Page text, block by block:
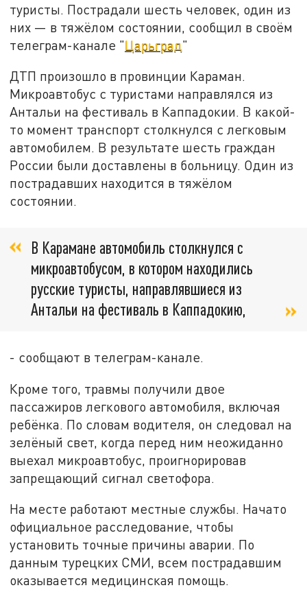
туристы. Пострадали шесть человек, один из
них — в тяжёлом состоянии, сообщил в своём
телеграм-канале "Царьград"
ДТП произошло в провинции Караман.
Микроавтобус с туристами направлялся из
Антальи на фестиваль в Каппадокии. В какой-
то момент транспорт столкнулся с легковым
автомобилем. В результате шесть граждан
России были доставлены в больницу. Один из
пострадавших находится в тяжёлом
состоянии.
В Карамане автомобиль столкнулся с
микроавтобусом, в котором находились
русские туристы, направлявшиеся из
Антальи на фестиваль в Каппадокию,
- сообщают в телеграм-канале.
Кроме того, травмы получили двое
пассажиров легкового автомобиля, включая
ребёнка. По словам водителя, он следовал на
зелёный свет, когда перед ним неожиданно
выехал микроавтобус, проигнорировав
запрещающий сигнал светофора.
На месте работают местные службы. Начато
официальное расследование, чтобы
установить точные причины аварии. По
данным турецких СМИ, всем пострадавшим
оказывается медицинская помощь.